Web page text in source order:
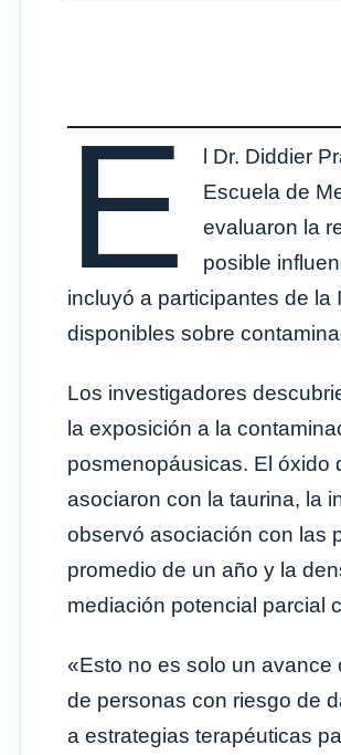
E
l Dr. Diddier
Escuela de
evaluaron la
posible
incluyó a participantes de
disponibles sobre
Los investigadores
la exposición a la
posmenopáusicas. El óxido
asociaron con la taurina, la
observó asociación con las
promedio de un año y la
mediación potencial parcial
«Esto no es solo un avance
de personas con riesgo de
a estrategias terapéuticas